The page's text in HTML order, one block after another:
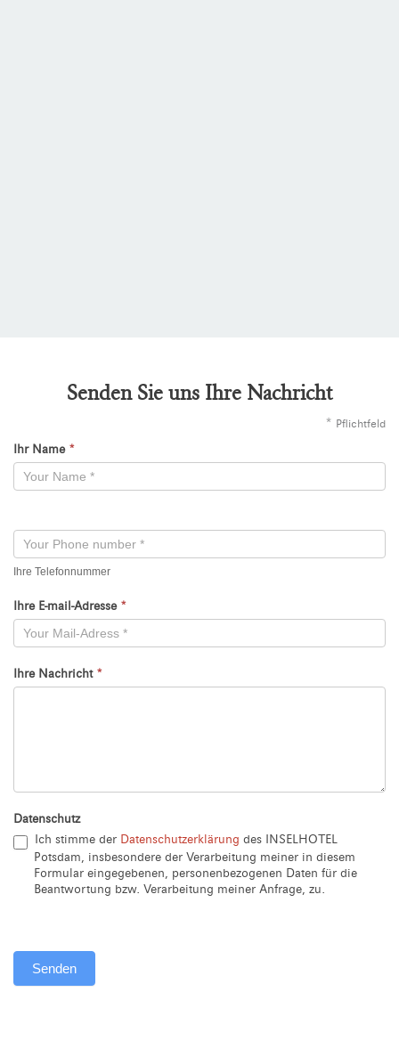
Senden Sie uns Ihre Nachricht
* Pflichtfeld
Kontaktformular
-
Ihr Name *
Ihre Telefonnummer
Ihre E-mail-Adresse *
Ihre Nachricht *
Datenschutz
Ich stimme der Datenschutzerklärung des INSELHOTEL
Potsdam, insbesondere der Verarbeitung meiner in diesem
Formular eingegebenen, personenbezogenen Daten für die
Beantwortung bzw. Verarbeitung meiner Anfrage, zu.
Senden